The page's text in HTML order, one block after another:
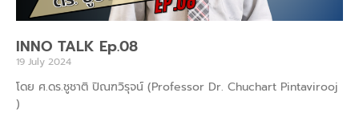
INNO TALK Ep.08
19 July 2024
โดย ศ.ดร.ชูชาติ ปิณฑวิรุจน์ (Professor Dr. Chuchart Pintavirooj
)